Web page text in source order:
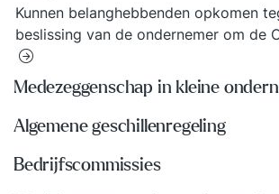
Kunnen belanghebbenden opkomen
beslissing van de ondernemer om de
Medezeggenschap in kleine
Algemene geschillenregeling
Bedrijfscommissies